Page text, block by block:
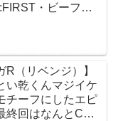
・ビーファ
R（リベンジ）】
い乾くんマジイケ
チーフにしたエピ
終回はなんとCM